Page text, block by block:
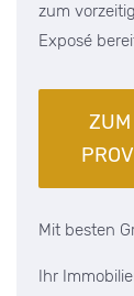
zum
Exposé
Mit besten
Ihr